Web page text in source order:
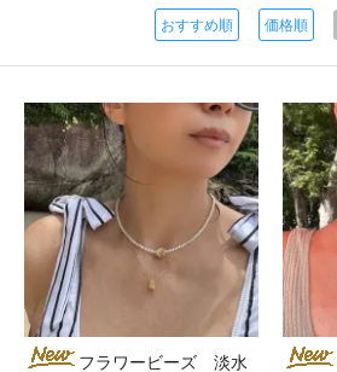
おすすめ順 価格順
フラワービーズ 淡水